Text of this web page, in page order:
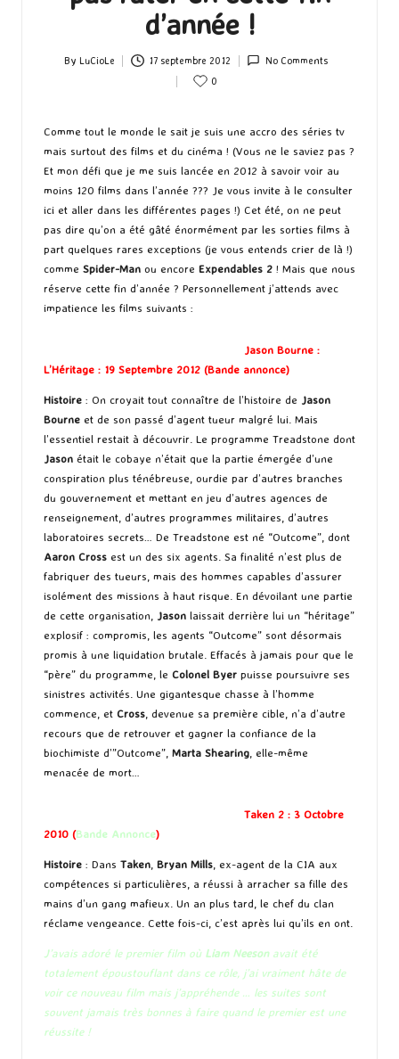
d’année !
Posted
By LuCioLe 17 septembre 2012
No Comments
0
Comme tout le monde le sait je suis une accro des séries tv
mais surtout des films et du cinéma ! (Vous ne le saviez pas ?
Et mon défi que je me suis lancée en 2012 à savoir voir au
moins 120 films dans l’année ??? Je vous invite à le consulter
ici et aller dans les différentes pages !) Cet été, on ne peut
pas dire qu’on a été gâté énormément par les sorties films à
part quelques rares exceptions (je vous entends crier de là !)
comme Spider-Man ou encore Expendables 2 ! Mais que nous
réserve cette fin d’année ? Personnellement j’attends avec
impatience les films suivants :
Jason Bourne :
L’Héritage : 19 Septembre 2012 (Bande annonce)
Histoire : On croyait tout connaître de l’histoire de Jason
Bourne et de son passé d’agent tueur malgré lui. Mais
l’essentiel restait à découvrir. Le programme Treadstone dont
Jason était le cobaye n’était que la partie émergée d’une
conspiration plus ténébreuse, ourdie par d’autres branches
du gouvernement et mettant en jeu d’autres agences de
renseignement, d’autres programmes militaires, d’autres
laboratoires secrets… De Treadstone est né “Outcome”, dont
Aaron Cross est un des six agents. Sa finalité n’est plus de
fabriquer des tueurs, mais des hommes capables d’assurer
isolément des missions à haut risque. En dévoilant une partie
de cette organisation, Jason laissait derrière lui un “héritage”
explosif : compromis, les agents “Outcome” sont désormais
promis à une liquidation brutale. Effacés à jamais pour que le
“père” du programme, le Colonel Byer puisse poursuivre ses
sinistres activités. Une gigantesque chasse à l’homme
commence, et Cross, devenue sa première cible, n’a d’autre
recours que de retrouver et gagner la confiance de la
biochimiste d’”Outcome”, Marta Shearing, elle-même
menacée de mort…
Taken 2 : 3 Octobre
2010 (Bande Annonce)
Histoire : Dans Taken, Bryan Mills, ex-agent de la CIA aux
compétences si particulières, a réussi à arracher sa fille des
mains d’un gang mafieux. Un an plus tard, le chef du clan
réclame vengeance. Cette fois-ci, c’est après lui qu’ils en ont.
J’avais adoré le premier film où Liam Neesonavait été
totalement époustouflant dans ce rôle, j’ai vraiment hâte de
voir ce nouveau film mais j’appréhende … les suites sont
souvent jamais très bonnes à faire quand le premier est une
réussite !